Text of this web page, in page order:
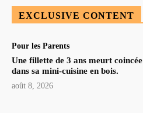
EXCLUSIVE CONTENT
Pour les Parents
Une fillette de 3 ans meurt coincée
dans sa mini-cuisine en bois.
août 8, 2026